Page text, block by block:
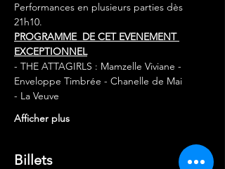
Performances en plusieurs parties dès
21h10.
PROGRAMME  DE CET EVENEMENT
EXCEPTIONNEL
- THE ATTAGIRLS : Mamzelle Viviane -
Enveloppe Timbrée - Chanelle de Mai
- La Veuve
Afficher plus
Billets